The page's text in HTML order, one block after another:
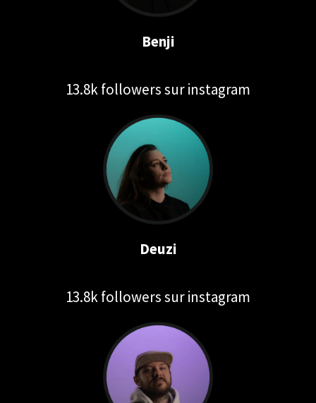
Benji
13.8k followers sur instagram
Deuzi
13.8k followers sur instagram